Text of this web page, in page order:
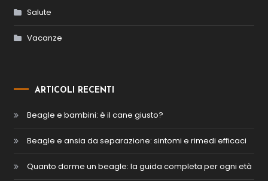
Salute
Vacanze
ARTICOLI RECENTI
Beagle e bambini: è il cane giusto?
Beagle e ansia da separazione: sintomi e rimedi efficaci
Quanto dorme un beagle: la guida completa per ogni età